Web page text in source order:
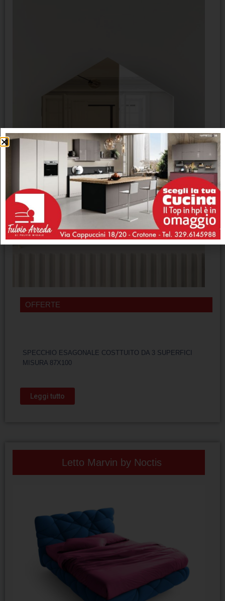
OFFERTE
SPECCHIO ESAGONALE COSTTUITO DA 3 SUPERFICI
MISURA 87X100
Leggi tutto
Letto Marvin by Noctis